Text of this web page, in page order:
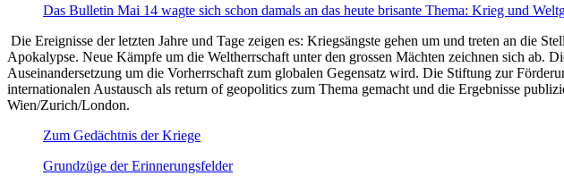
Das Bulletin Mai 14 wagte sich schon damals an das heute brisante Thema: Krieg und
Die Ereignisse der letzten Jahre und Tage zeigen es: Kriegsängste gehen um und treten an die
Apokalypse. Neue Kämpfe um die Weltherrschaft unter den grossen Mächten zeichnen sich
Auseinandersetzung um die Vorherrschaft zum globalen Gegensatz wird. Die Stiftung zur
internationalen Austausch als return of geopolitics zum Thema gemacht und die Ergebnisse
Wien/Zurich/London.
Zum Gedächtnis der Kriege
Grundzüge der Erinnerungsfelder